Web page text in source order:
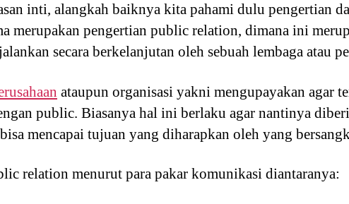
inti, alangkah baiknya kita pahami dulu pengertian
merupakan pengertian public relation, dimana ini
secara berkelanjutan oleh sebuah lembaga atau
ataupun organisasi yakni mengupayakan agar
public. Biasanya hal ini berlaku agar nantinya
mencapai tujuan yang diharapkan oleh yang
relation menurut para pakar komunikasi diantaranya: